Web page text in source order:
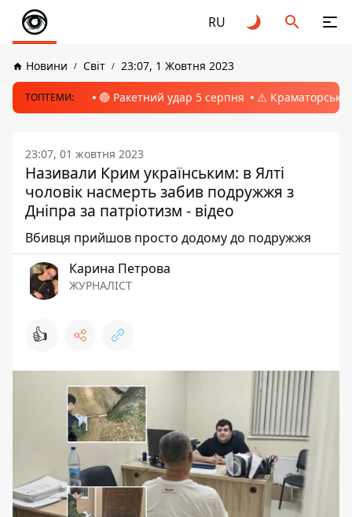
RU
Новини Світ 23:07, 1 Жовтня 2023
ТОПТЕМИ: 🔴 Ракетний удар 5 серпня ⚠️ Краматорськ,
23:07, 01 жовтня 2023
Називали Крим українським: в Ялті
чоловік насмерть забив подружжя з
Дніпра за патріотизм - відео
Вбивця прийшов просто додому до подружжя
Карина Петрова
ЖУРНАЛІСТ
👍